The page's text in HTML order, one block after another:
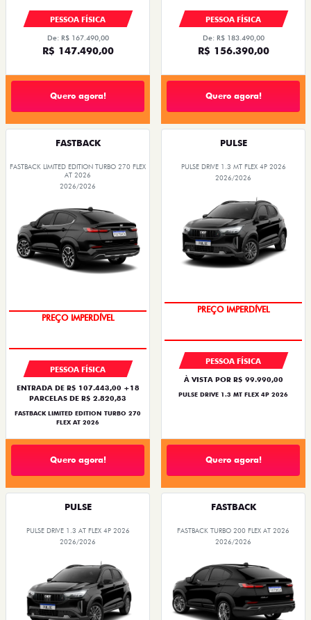
PESSOA FÍSICA
De: R$ 167.490,00
R$ 147.490,00
Quero agora!
PESSOA FÍSICA
De: R$ 183.490,00
R$ 156.390,00
Quero agora!
FASTBACK
FASTBACK LIMITED EDITION TURBO 270 FLEX
AT 2026
2026/2026
PREÇO IMPERDÍVEL
PESSOA FÍSICA
ENTRADA DE R$ 107.443,00 +18
PARCELAS DE R$ 2.820,83
FASTBACK LIMITED EDITION TURBO 270
FLEX AT 2026
Quero agora!
PULSE
PULSE DRIVE 1.3 MT FLEX 4P 2026
2026/2026
PREÇO IMPERDÍVEL
PESSOA FÍSICA
À VISTA POR R$ 99.990,00
PULSE DRIVE 1.3 MT FLEX 4P 2026
Quero agora!
PULSE
PULSE DRIVE 1.3 AT FLEX 4P 2026
2026/2026
FASTBACK
FASTBACK TURBO 200 FLEX AT 2026
2026/2026